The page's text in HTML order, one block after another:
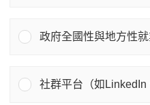
政府全國性與地方性
社群平台（如LinkedIn